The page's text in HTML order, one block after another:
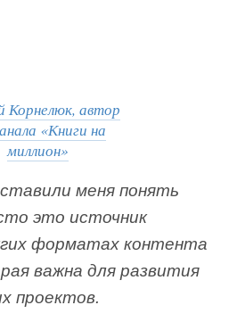
Корнелюк, автор
«Книги на
миллион»
меня понять
это источник
форматах контента
важна для развития
проектов.